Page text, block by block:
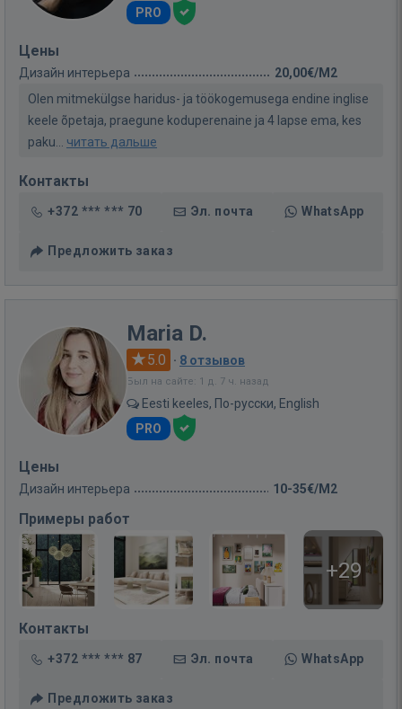
PRO
Цены
Дизайн интерьера
20,00€/M2
Olen mitmekülgse haridus- ja töökogemusega endine inglise
keele õpetaja, praegune koduperenaine ja 4 lapse ema, kes
paku... читать дальше
Контакты
+372 *** *** 70 Эл. почта WhatsApp
Предложить заказ
Maria D.
5.0 · 8 отзывов
Был на сайте: 1 д. 7 ч. назад
Eesti keeles, По-русски, English
PRO
Цены
Дизайн интерьера 10-35€/M2
Примеры работ
+29
Контакты
+372 *** *** 87 Эл. почта WhatsApp
Предложить заказ